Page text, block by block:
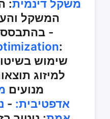
משקל דינמית:
המשקל
בהתבסס על תוצאות החיזוי -
:
שימוש
למיזוג
מנועים
אדפטיבית: -